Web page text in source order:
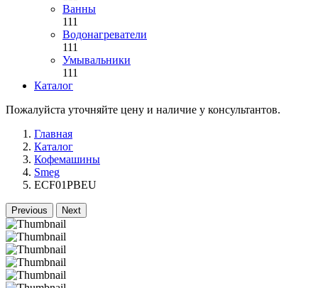
Ванны
111
Водонагреватели
111
Умывальники
111
Каталог
Пожалуйста уточняйте цену и наличие у консультантов.
Главная
Каталог
Кофемашины
Smeg
ECF01PBEU
Previous Next